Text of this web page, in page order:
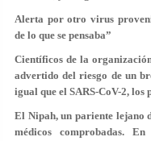
Alerta por otro virus
de lo que se pensaba”
Científicos de la
advertido del riesgo de un
igual que el SARS-CoV-2,
El Nipah, un pariente lejano
médicos comprobadas.